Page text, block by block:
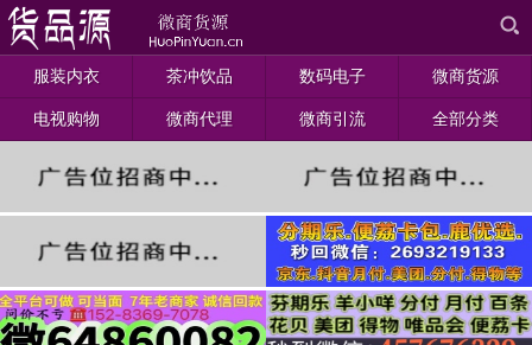
服装内衣 茶冲饮品 数码电子 微商货源
电视购物 微商代理 微商引流 全部分类